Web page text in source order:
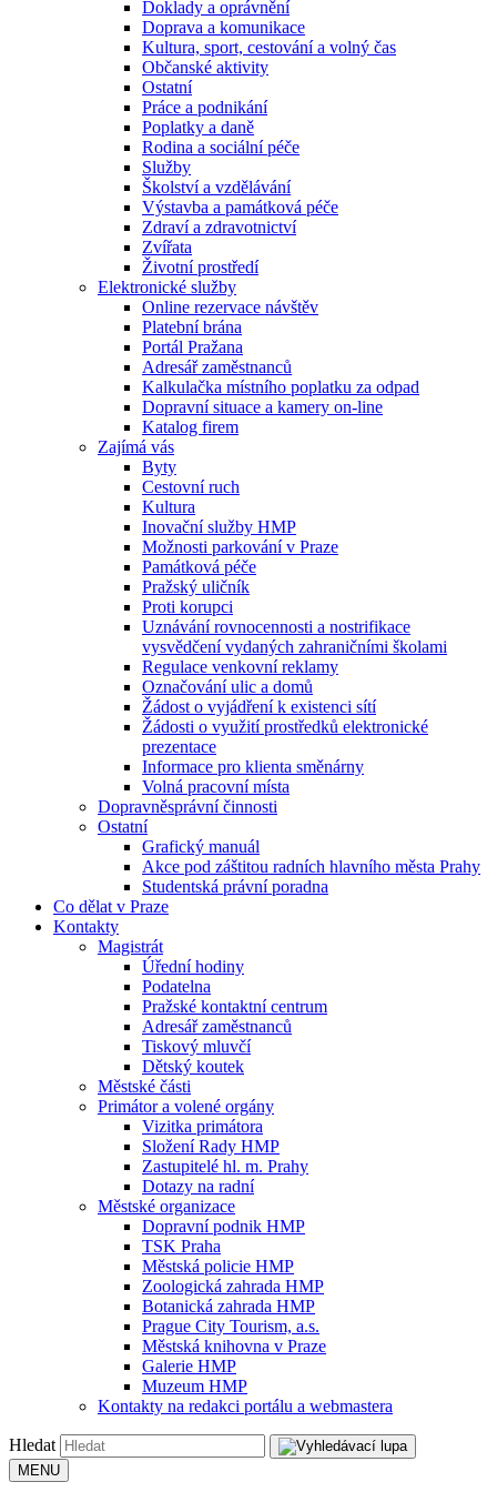
Doklady a oprávnění
Doprava a komunikace
Kultura, sport, cestování a volný čas
Občanské aktivity
Ostatní
Práce a podnikání
Poplatky a daně
Rodina a sociální péče
Služby
Školství a vzdělávání
Výstavba a památková péče
Zdraví a zdravotnictví
Zvířata
Životní prostředí
Elektronické služby
Online rezervace návštěv
Platební brána
Portál Pražana
Adresář zaměstnanců
Kalkulačka místního poplatku za odpad
Dopravní situace a kamery on-line
Katalog firem
Zajímá vás
Byty
Cestovní ruch
Kultura
Inovační služby HMP
Možnosti parkování v Praze
Památková péče
Pražský uličník
Proti korupci
Uznávání rovnocennosti a nostrifikace
vysvědčení vydaných zahraničními školami
Regulace venkovní reklamy
Označování ulic a domů
Žádost o vyjádření k existenci sítí
Žádosti o využití prostředků elektronické
prezentace
Informace pro klienta směnárny
Volná pracovní místa
Dopravněsprávní činnosti
Ostatní
Grafický manuál
Akce pod záštitou radních hlavního města Prahy
Studentská právní poradna
Co dělat v Praze
Kontakty
Magistrát
Úřední hodiny
Podatelna
Pražské kontaktní centrum
Adresář zaměstnanců
Tiskový mluvčí
Dětský koutek
Městské části
Primátor a volené orgány
Vizitka primátora
Složení Rady HMP
Zastupitelé hl. m. Prahy
Dotazy na radní
Městské organizace
Dopravní podnik HMP
TSK Praha
Městská policie HMP
Zoologická zahrada HMP
Botanická zahrada HMP
Prague City Tourism, a.s.
Městská knihovna v Praze
Galerie HMP
Muzeum HMP
Kontakty na redakci portálu a webmastera
Hledat
MENU